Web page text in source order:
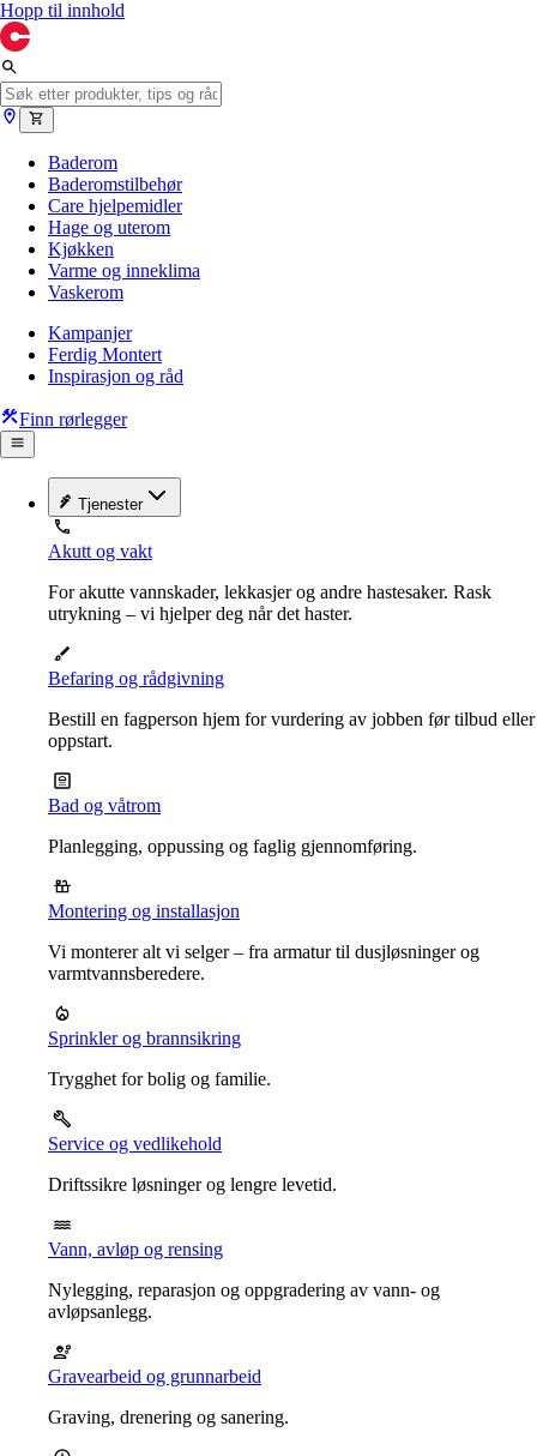
Hopp til innhold
Baderom
Baderomstilbehør
Care hjelpemidler
Hage og uterom
Kjøkken
Varme og inneklima
Vaskerom
Kampanjer
Ferdig Montert
Inspirasjon og råd
Finn rørlegger
Tjenester
Akutt og vakt
For akutte vannskader, lekkasjer og andre hastesaker. Rask
utrykning – vi hjelper deg når det haster.
Befaring og rådgivning
Bestill en fagperson hjem for vurdering av jobben før tilbud eller
oppstart.
Bad og våtrom
Planlegging, oppussing og faglig gjennomføring.
Montering og installasjon
Vi monterer alt vi selger – fra armatur til dusjløsninger og
varmtvannsberedere.
Sprinkler og brannsikring
Trygghet for bolig og familie.
Service og vedlikehold
Driftssikre løsninger og lengre levetid.
Vann, avløp og rensing
Nylegging, reparasjon og oppgradering av vann- og
avløpsanlegg.
Gravearbeid og grunnarbeid
Graving, drenering og sanering.